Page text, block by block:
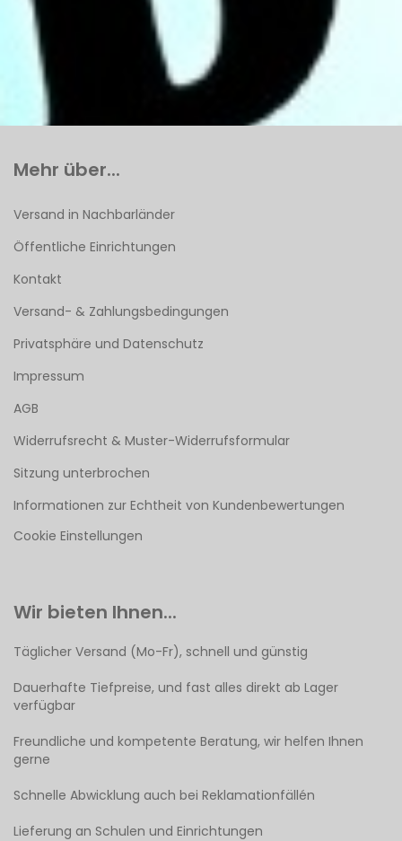
Mehr über...
Versand in Nachbarländer
Öffentliche Einrichtungen
Kontakt
Versand- & Zahlungsbedingungen
Privatsphäre und Datenschutz
Impressum
AGB
Widerrufsrecht & Muster-Widerrufsformular
Sitzung unterbrochen
Informationen zur Echtheit von Kundenbewertungen
Cookie Einstellungen
Wir bieten Ihnen...
Täglicher Versand (Mo-Fr), schnell und günstig
Dauerhafte Tiefpreise, und fast alles direkt ab Lager
verfügbar
Freundliche und kompetente Beratung, wir helfen Ihnen
gerne
Schnelle Abwicklung auch bei Reklamationfällén
Lieferung an Schulen und Einrichtungen